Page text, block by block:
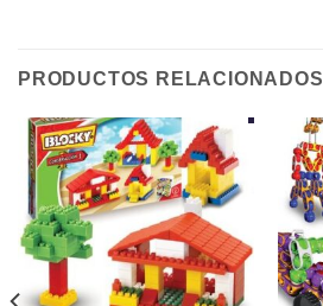
PRODUCTOS RELACIONADOS